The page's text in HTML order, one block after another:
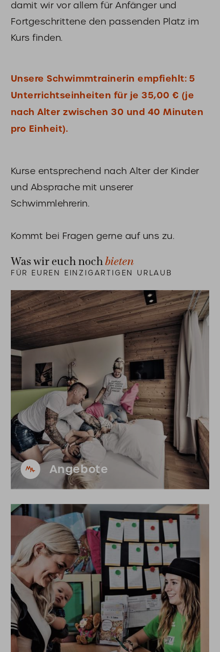
damit wir vor allem für Anfänger und
Fortgeschrittene den passenden Platz im
Kurs finden.
Unsere Schwimmtrainerin empfiehlt: 5
Unterrichtseinheiten für je 35,00 € (je
nach Alter zwischen 30 und 40 Minuten
pro Einheit).
Kurse entsprechend nach Alter der Kinder
und Absprache mit unserer
Schwimmlehrerin.
Kommt bei Fragen gerne auf uns zu.
Was wir euch nochbieten
FÜR EUREN EINZIGARTIGEN URLAUB
Angebote